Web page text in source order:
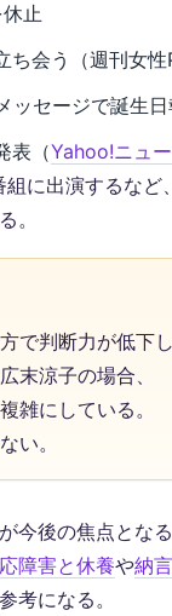
止
ち会う（週刊女性
ッセージで誕生
表（Yahoo!ニュ
に出演するなど
。
で判断力が低下
末涼子の場合、
雑にしている。
い。
今後の焦点とな
障害と休養や納
考になる。